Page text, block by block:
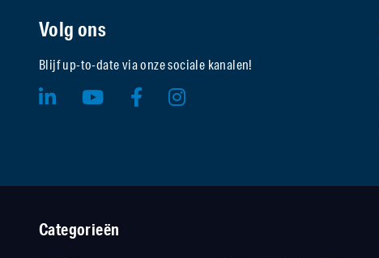
Volg ons
Blijf up-to-date via onze sociale kanalen!
Categorieën